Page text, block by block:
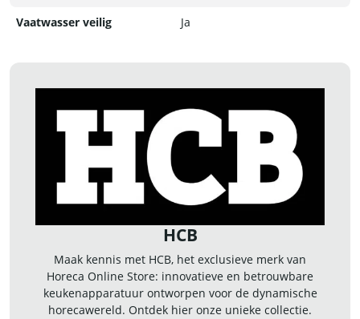
Vaatwasser veilig
Ja
HCB
Maak kennis met HCB, het exclusieve merk van
Horeca Online Store: innovatieve en betrouwbare
keukenapparatuur ontworpen voor de dynamische
horecawereld. Ontdek hier onze unieke collectie.